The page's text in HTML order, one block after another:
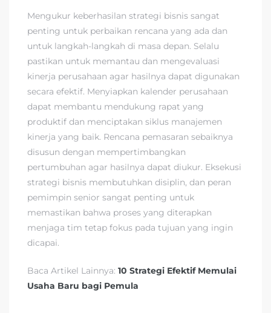
Mengukur keberhasilan strategi bisnis sangat
penting untuk perbaikan rencana yang ada dan
untuk langkah-langkah di masa depan. Selalu
pastikan untuk memantau dan mengevaluasi
kinerja perusahaan agar hasilnya dapat digunakan
secara efektif. Menyiapkan kalender perusahaan
dapat membantu mendukung rapat yang
produktif dan menciptakan siklus manajemen
kinerja yang baik. Rencana pemasaran sebaiknya
disusun dengan mempertimbangkan
pertumbuhan agar hasilnya dapat diukur. Eksekusi
strategi bisnis membutuhkan disiplin, dan peran
pemimpin senior sangat penting untuk
memastikan bahwa proses yang diterapkan
menjaga tim tetap fokus pada tujuan yang ingin
dicapai.
Baca Artikel Lainnya: 10 Strategi Efektif Memulai
Usaha Baru bagi Pemula